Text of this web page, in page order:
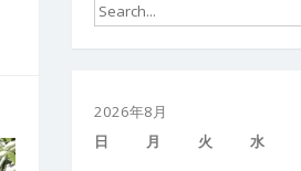
2026年8月
日
月 火 水